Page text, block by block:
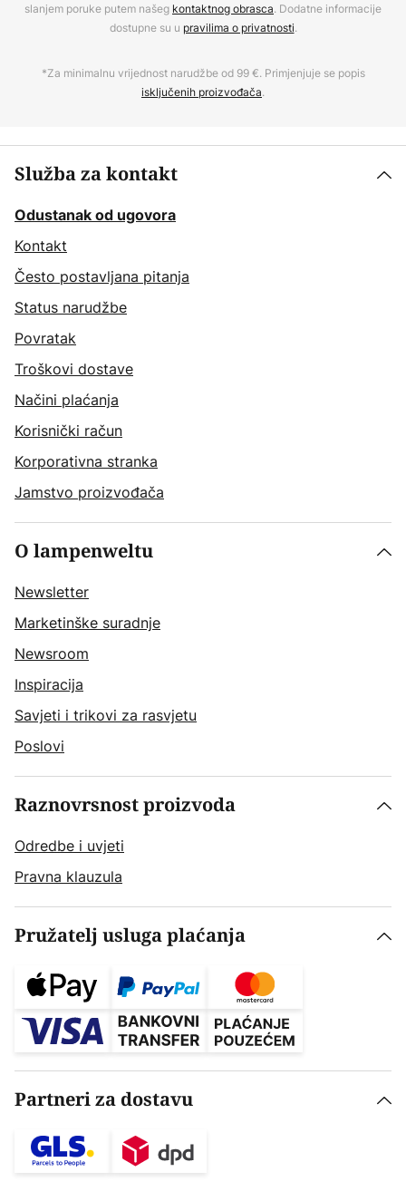
slanjem poruke putem našeg kontaktnog obrasca. Dodatne informacije
dostupne su u pravilima o privatnosti.
*Za minimalnu vrijednost narudžbe od 99 €. Primjenjuje se popis
isključenih proizvođača.
Služba za kontakt
Odustanak od ugovora
Kontakt
Često postavljana pitanja
Status narudžbe
Povratak
Troškovi dostave
Načini plaćanja
Korisnički račun
Korporativna stranka
Jamstvo proizvođača
O lampenweltu
Newsletter
Marketinške suradnje
Newsroom
Inspiracija
Savjeti i trikovi za rasvjetu
Poslovi
Raznovrsnost proizvoda
Odredbe i uvjeti
Pravna klauzula
Pružatelj usluga plaćanja
Partneri za dostavu